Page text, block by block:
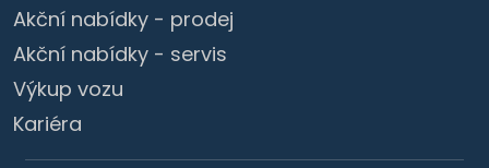
Akční nabídky - prodej
Akční nabídky - servis
Výkup vozu
Kariéra